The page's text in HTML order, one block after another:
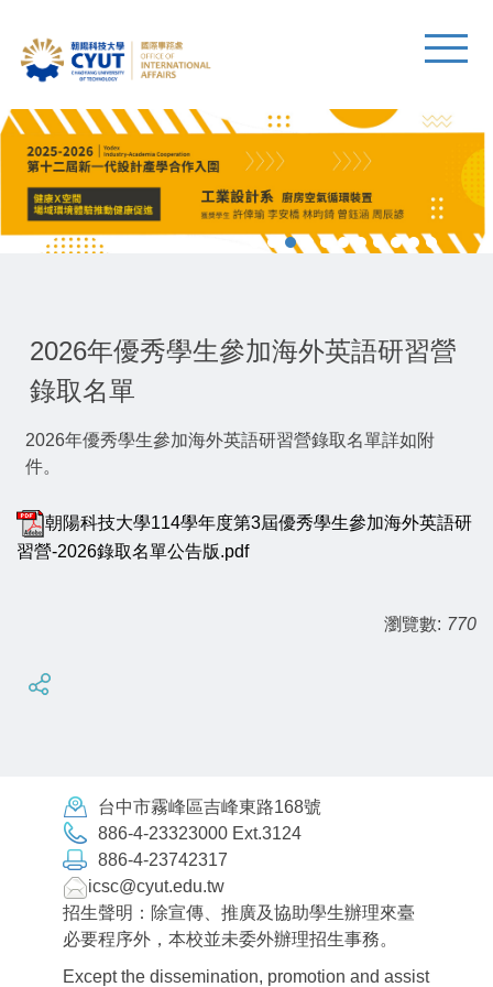
2026年優秀學生參加海外英語研習營
錄取名單
2026年優秀學生參加海外英語研習營錄取名單詳如附
件。
朝陽科技大學114學年度第3屆優秀學生參加海外英語研
習營-2026錄取名單公告版.pdf
瀏覽數: 770
台中市霧峰區吉峰東路168號
886-4-23323000 Ext.3124
886-4-23742317
icsc@cyut.edu.tw
招生聲明：除宣傳、推廣及協助學生辦理來臺
必要程序外，本校並未委外辦理招生事務。
Except the dissemination, promotion and assist